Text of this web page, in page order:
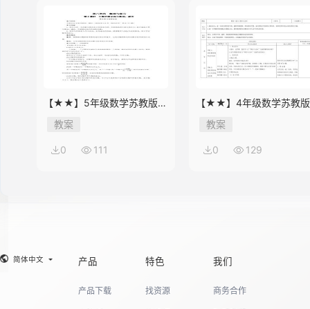
【★★】5年级数学苏教版下
册教案第8单元《单元复习》
教案
0 111
【★★】4年级数学苏教
册教案第9单元《单元复
教案
0 129
简体中文 产品
产品下载
特色
找资源
我们
商务合作